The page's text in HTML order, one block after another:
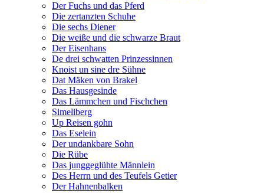
Der Fuchs und das Pferd
Die zertanzten Schuhe
Die sechs Diener
Die weiße und die schwarze Braut
Der Eisenhans
De drei schwatten Prinzessinnen
Knoist un sine dre Sühne
Dat Mäken von Brakel
Das Hausgesinde
Das Lämmchen und Fischchen
Simeliberg
Up Reisen gohn
Das Eselein
Der undankbare Sohn
Die Rübe
Das junggeglühte Männlein
Des Herrn und des Teufels Getier
Der Hahnenbalken